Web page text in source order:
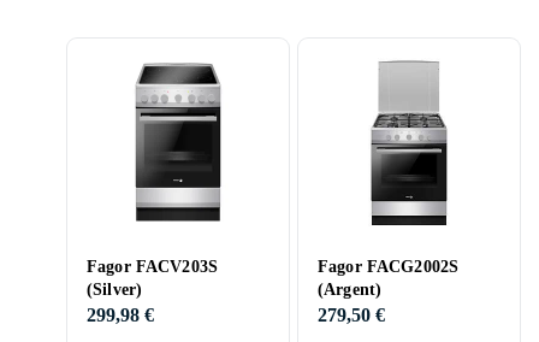
Fagor FACV203S
(Silver)
299,98 €
Fagor FACG2002S
(Argent)
279,50 €